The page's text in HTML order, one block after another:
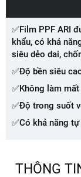
✅Film PPF ARI
khẩu, có khả
siêu dẻo dai,
✅Độ bền siêu
✅Không làm
✅Độ trong suốt
✅Có khả năng
THÔNG